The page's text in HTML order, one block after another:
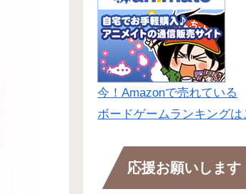
今！Amazonで売れている
ボードゲームランキングは
応援お願いします